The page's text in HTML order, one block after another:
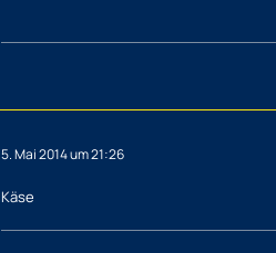
5. Mai 2014 um 21:26
Käse